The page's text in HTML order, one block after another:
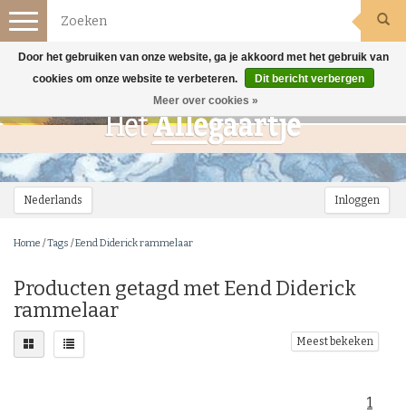
Nederlands Inloggen
Toggle
navigation
Home /Tags /Eend Diderick rammelaar
Producten getagd met Eend Diderick
rammelaar
Meest bekeken
1
Door het gebruiken van onze website, ga je akkoord met het gebruik van
cookies om onze website te verbeteren.
Dit bericht verbergen
Meer over cookies »